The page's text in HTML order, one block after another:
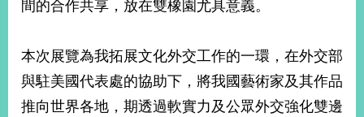
新
心
外
交
間的合作共享，放在雙橡園尤具意義。
本次展覽為我拓展文化外交工作的一環，在外交部
與駐美國代表處的協助下，將我國藝術家及其作品
推向世界各地，期透過軟實力及公眾外交強化雙邊